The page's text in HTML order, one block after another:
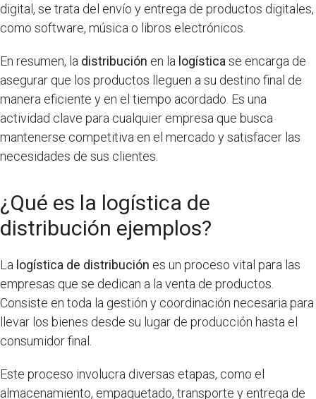
digital, se trata del envío y entrega de productos digitales,
como software, música o libros electrónicos.
En resumen, la distribución en la logística se encarga de
asegurar que los productos lleguen a su destino final de
manera eficiente y en el tiempo acordado. Es una
actividad clave para cualquier empresa que busca
mantenerse competitiva en el mercado y satisfacer las
necesidades de sus clientes.
¿Qué es la logística de
distribución ejemplos?
La logística de distribución es un proceso vital para las
empresas que se dedican a la venta de productos.
Consiste en toda la gestión y coordinación necesaria para
llevar los bienes desde su lugar de producción hasta el
consumidor final.
Este proceso involucra diversas etapas, como el
almacenamiento, empaquetado, transporte y entrega de